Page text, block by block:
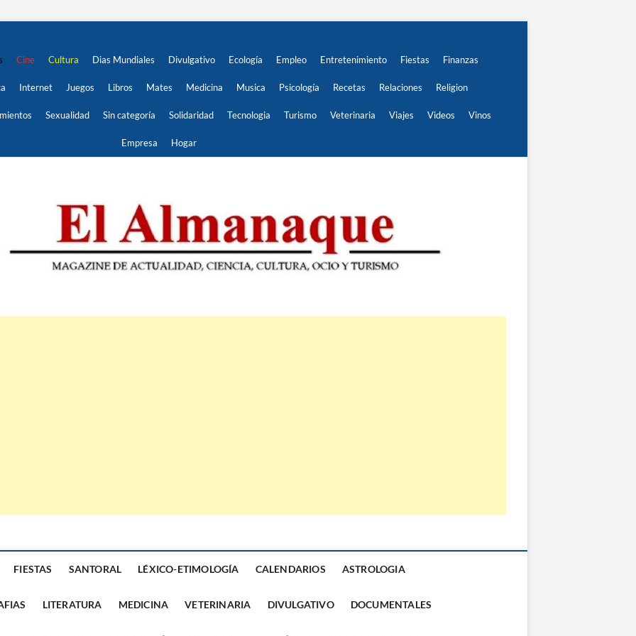
Cine Cultura Dias Mundiales Divulgativo Ecología Empleo Entretenimiento Fiestas Finanzas
Internet Juegos Libros Mates Medicina Musica Psicología Recetas Relaciones Religion
Sexualidad Sin categoría Solidaridad Tecnologia Turismo Veterinaria Viajes Videos Vinos
Empresa Hogar
FIESTAS SANTORAL LÉXICO-ETIMOLOGÍA CALENDARIOS ASTROLOGIA
LITERATURA MEDICINA VETERINARIA DIVULGATIVO DOCUMENTALES